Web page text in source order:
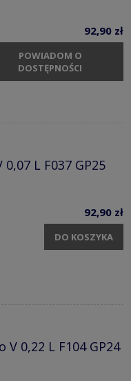
92,90 zł
POWIADOM O
DOSTĘPNOŚCI
L F037 GP25
92,90 zł
DO KOSZYKA
0,22 L F104 GP24